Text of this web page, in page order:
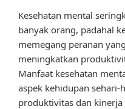
Kesehatan mental
banyak orang, padahal
memegang peranan
meningkatkan
Manfaat kesehatan
aspek kehidupan
produktivitas dan kinerja